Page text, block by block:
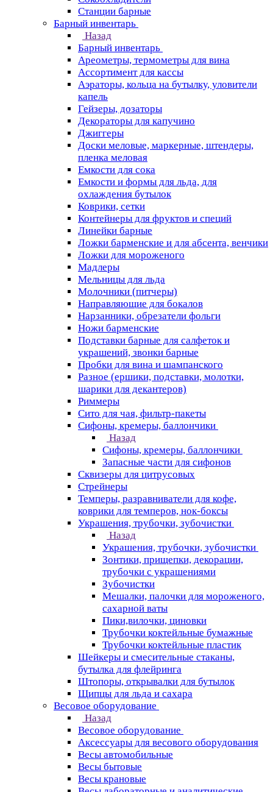
Станции барные
Барный инвентарь
Назад
Барный инвентарь
Ареометры, термометры для вина
Ассортимент для кассы
Аэраторы, кольца на бутылку, уловители
капель
Гейзеры, дозаторы
Декораторы для капучино
Джиггеры
Доски меловые, маркерные, штендеры,
пленка меловая
Емкости для сока
Емкости и формы для льда, для
охлаждения бутылок
Коврики, сетки
Контейнеры для фруктов и специй
Линейки барные
Ложки барменские и для абсента, венчики
Ложки для мороженого
Мадлеры
Мельницы для льда
Молочники (питчеры)
Направляющие для бокалов
Нарзанники, обрезатели фольги
Ножи барменские
Подставки барные для салфеток и
украшений, звонки барные
Пробки для вина и шампанского
Разное (ершики, подставки, молотки,
шарики для декантеров)
Риммеры
Сито для чая, фильтр-пакеты
Сифоны, кремеры, баллончики
Назад
Сифоны, кремеры, баллончики
Запасные части для сифонов
Сквизеры для цитрусовых
Стрейнеры
Темперы, разравниватели для кофе,
коврики для темперов, нок-боксы
Украшения, трубочки, зубочистки
Назад
Украшения, трубочки, зубочистки
Зонтики, прищепки, декорации,
трубочки с украшениями
Зубочистки
Мешалки, палочки для мороженого,
сахарной ваты
Пики,вилочки, циновки
Трубочки коктейльные бумажные
Трубочки коктейльные пластик
Шейкеры и смесительные стаканы,
бутылка для флейринга
Штопоры, открывалки для бутылок
Щипцы для льда и сахара
Весовое оборудование
Назад
Весовое оборудование
Аксессуары для весового оборудования
Весы автомобильные
Весы бытовые
Весы крановые